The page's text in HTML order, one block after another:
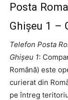
Posta
Ghişeu 1 –
Telefon Posta
Ghişeu 1:
Română) este
curierat din
pe întreg